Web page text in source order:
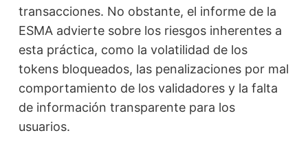
transacciones. No obstante, el informe de la
ESMA advierte sobre los riesgos inherentes a
esta práctica, como la volatilidad de los
tokens bloqueados, las penalizaciones por mal
comportamiento de los validadores y la falta
de información transparente para los
usuarios.